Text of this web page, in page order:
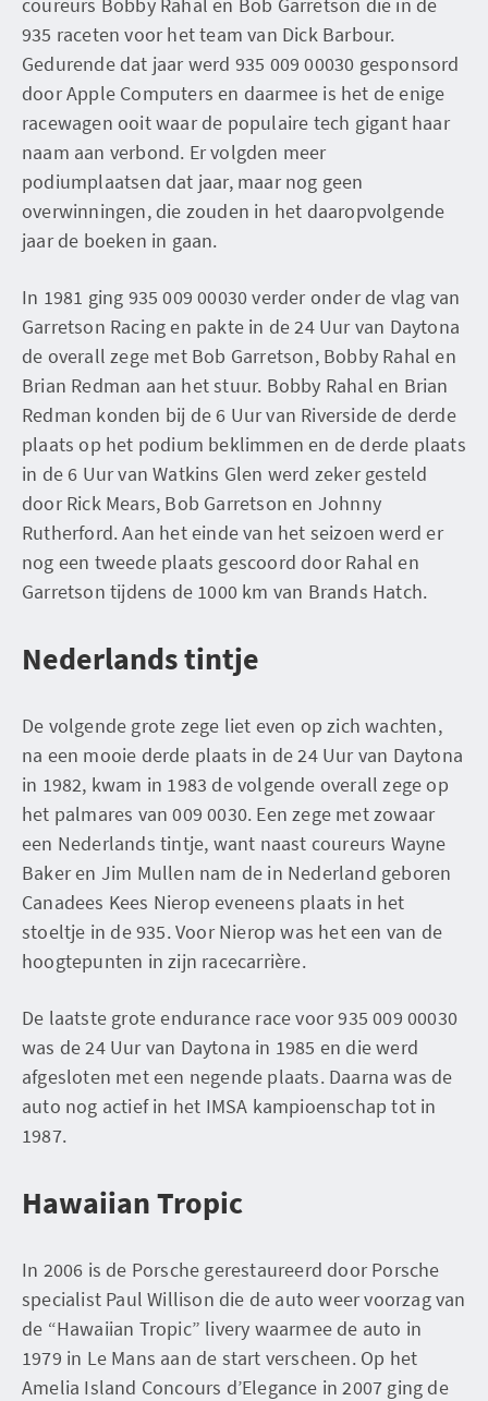
935 raceten voor het team van Dick Barbour.
Gedurende dat jaar werd 935 009 00030 gesponsord
door Apple Computers en daarmee is het de enige
racewagen ooit waar de populaire tech gigant haar
naam aan verbond. Er volgden meer
podiumplaatsen dat jaar, maar nog geen
overwinningen, die zouden in het daaropvolgende
jaar de boeken in gaan.
In 1981 ging 935 009 00030 verder onder de vlag van
Garretson Racing en pakte in de 24 Uur van Daytona
de overall zege met Bob Garretson, Bobby Rahal en
Brian Redman aan het stuur. Bobby Rahal en Brian
Redman konden bij de 6 Uur van Riverside de derde
plaats op het podium beklimmen en de derde plaats
in de 6 Uur van Watkins Glen werd zeker gesteld
door Rick Mears, Bob Garretson en Johnny
Rutherford. Aan het einde van het seizoen werd er
nog een tweede plaats gescoord door Rahal en
Garretson tijdens de 1000 km van Brands Hatch.
Nederlands tintje
De volgende grote zege liet even op zich wachten,
na een mooie derde plaats in de 24 Uur van Daytona
in 1982, kwam in 1983 de volgende overall zege op
het palmares van 009 0030. Een zege met zowaar
een Nederlands tintje, want naast coureurs Wayne
Baker en Jim Mullen nam de in Nederland geboren
Canadees Kees Nierop eveneens plaats in het
stoeltje in de 935. Voor Nierop was het een van de
hoogtepunten in zijn racecarrière.
De laatste grote endurance race voor 935 009 00030
was de 24 Uur van Daytona in 1985 en die werd
afgesloten met een negende plaats. Daarna was de
auto nog actief in het IMSA kampioenschap tot in
1987.
Hawaiian Tropic
In 2006 is de Porsche gerestaureerd door Porsche
specialist Paul Willison die de auto weer voorzag van
de “Hawaiian Tropic” livery waarmee de auto in
1979 in Le Mans aan de start verscheen. Op het
Amelia Island Concours d’Elegance in 2007 ging de